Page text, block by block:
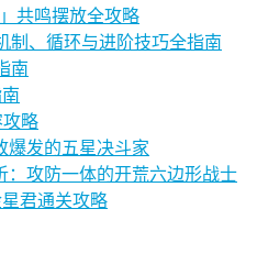
共鸣摆放全攻略
制、循环与进阶技巧全指南
南
攻略
爆发的五星决斗家
：攻防一体的开荒六边形战士
星君通关攻略